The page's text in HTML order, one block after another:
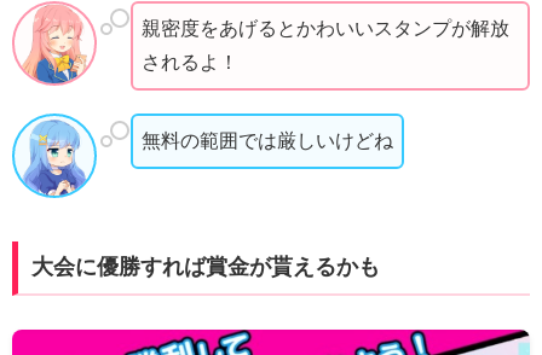
親密度をあげるとかわいいスタンプが解放
されるよ！
無料の範囲では厳しいけどね
大会に優勝すれば賞金が貰えるかも